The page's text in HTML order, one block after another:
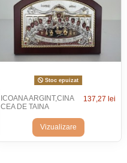
Stoc epuizat
ICOANA ARGINT,CINA
CEA DE TAINA
137,27 lei
Vizualizare